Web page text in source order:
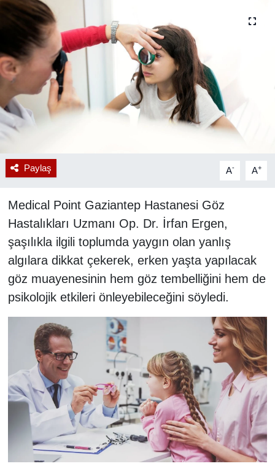
Paylaş A- A+
Medical Point Gaziantep Hastanesi Göz
Hastalıkları Uzmanı Op. Dr. İrfan Ergen,
şaşılıkla ilgili toplumda yaygın olan yanlış
algılara dikkat çekerek, erken yaşta yapılacak
göz muayenesinin hem göz tembelliğini hem de
psikolojik etkileri önleyebileceğini söyledi.